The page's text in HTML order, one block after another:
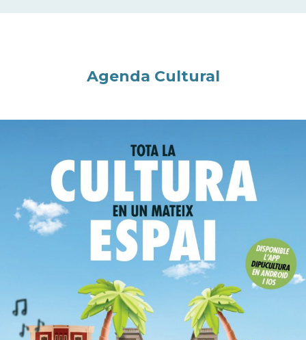
Agenda Cultural